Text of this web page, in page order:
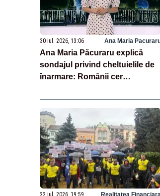
30 iul. 2026, 13:06 Ana Maria
Ana Maria Păcuraru explică
sondajul privind cheltuielile de
înarmare: Românii cer
echilibru între partenerii externi